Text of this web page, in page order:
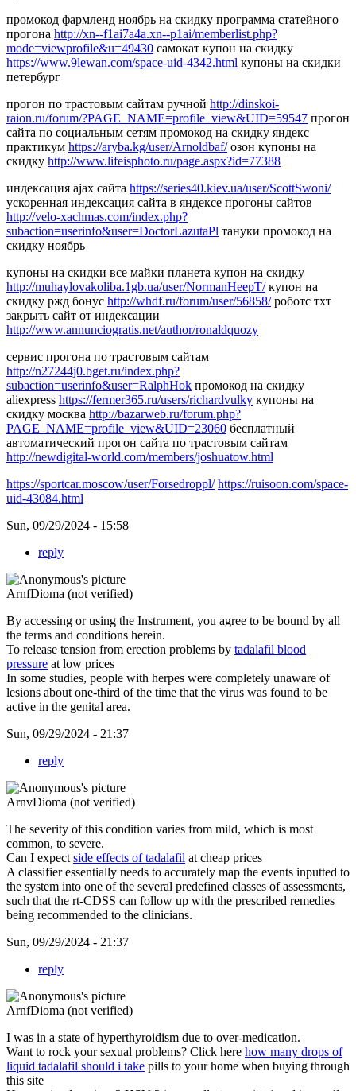
промокод фармленд ноябрь на скидку программа статейного
прогона http://xn--f1ai7a4a.xn--p1ai/memberlist.php?
mode=viewprofile&u=49430 самокат купон на скидку
https://www.9lewan.com/space-uid-4342.html купоны на скидки
петербург
прогон по трастовым сайтам ручной http://dinskoi-
raion.ru/forum/?PAGE_NAME=profile_view&UID=59547 прогон
сайта по социальным сетям промокод на скидку яндекс
практикум https://aryba.kg/user/Arnoldbaf/озон купоны на
скидку http://www.lifeisphoto.ru/page.aspx?id=77388
индексация ajax сайта https://series40.kiev.ua/user/ScottSwoni/
ускоренная индексация сайта в яндексе прогоны сайтов
http://velo-xachmas.com/index.php?
subaction=userinfo&user=DoctorLazutaPl тануки промокод на
скидку ноябрь
купоны на скидки все майки планета купон на скидку
http://muhaylovakoliba.1gb.ua/user/NormanHeepT/купон на
скидку ржд бонус http://whdf.ru/forum/user/56858/роботс тхт
закрыть сайт от индексации
http://www.annunciogratis.net/author/ronaldquozy
сервис прогона по трастовым сайтам
http://n27244j0.bget.ru/index.php?
subaction=userinfo&user=RalphHok промокод на скидку
aliexpress https://fermer365.ru/users/richardvulky купоны на
скидку москва http://bazarweb.ru/forum.php?
PAGE_NAME=profile_view&UID=23060 бесплатный
автоматический прогон сайта по трастовым сайтам
http://newdigital-world.com/members/joshuatow.html
https://sportcar.moscow/user/Forsedroppl/ https://ruisoon.com/space-
uid-43084.html
Sun, 09/29/2024 - 15:58
reply
ArnfDioma (not verified)
By accessing or using the Instrument, you agree to be bound by all
the terms and conditions herein.
To release tension from erection problems by tadalafil blood
pressure at low prices
In some studies, people with herpes were completely unaware of
lesions about one-third of the time that the virus was found to be
active in the genital area.
Sun, 09/29/2024 - 21:37
reply
ArnvDioma (not verified)
The severity of this condition varies from mild, which is most
common, to severe.
Can I expect side effects of tadalafil at cheap prices
A classifier essentially needs to accurately map the events inputted to
the system into one of the several predefined classes of assessments,
such that the rt-CDSS can follow up with the prescribed remedies
being recommended to the clinicians.
Sun, 09/29/2024 - 21:37
reply
ArnfDioma (not verified)
I was in a state of hyperthyroidism due to over-medication.
Want to rock your sexual problems? Click here how many drops of
liquid tadalafil should i take pills to your home when buying through
this site